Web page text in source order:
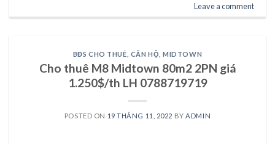
Leave a comment
BĐS CHO THUÊ CĂN HỘ ,MIDTOWN
Cho thuê M8 Midtown 80m2 2PN giá
1.250$/th LH 0788719719
POSTED ON 19 THÁNG 11, 2022 BYADMIN